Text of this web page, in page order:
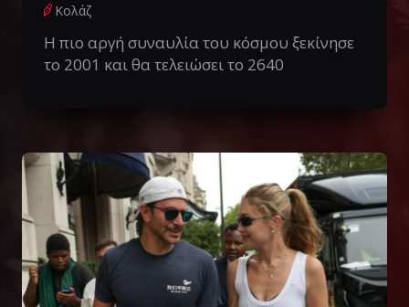
Κολάζ
Η πιο αργή συναυλία του κόσμου ξεκίνησε
το 2001 και θα τελειώσει το 2640